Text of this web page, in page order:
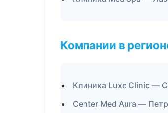
Компании в
Клиника Luxe Clinic —
Center Med Aura —